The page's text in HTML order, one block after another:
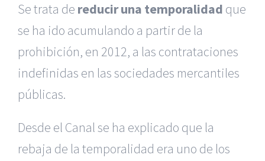
Se trata de reducir una temporalidad que
se ha ido acumulando a partir de la
prohibición, en 2012, a las contrataciones
indefinidas en las sociedades mercantiles
públicas.
Desde el Canal se ha explicado que la
rebaja de la temporalidad era uno de los